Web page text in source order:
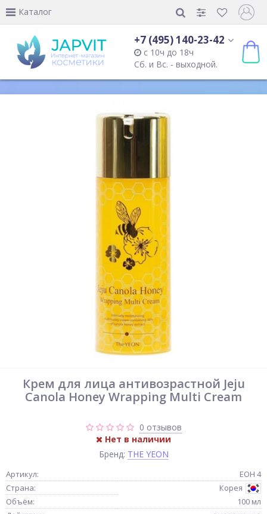
Каталог
+7 (495) 140-23-42
с 10ч до 18ч
Сб. и Вс. - выходной.
Крем для лица антивозрастной Jeju
Canola Honey Wrapping Multi Cream
0 отзывов
Нет в наличии
Бренд: THE YEON
Артикул:
ЕОН 4
Страна:
Корея
Объём:
100 мл